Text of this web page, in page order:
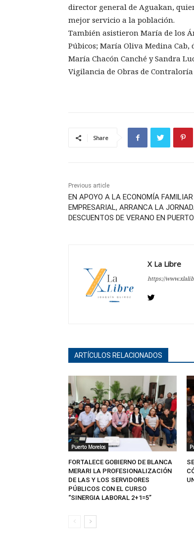
director general de Aguakan,
mejor servicio a la población.
También asistieron María de los
Púbicos; María Oliva Medina
María Chacón Canché y Sandra
Vigilancia de Obras de Contraloría
Share
Previous article
EN APOYO A LA ECONOMÍA
EMPRESARIAL, ARRANCA LA
DESCUENTOS DE VERANO EN
X La Libre
https://
ARTÍCULOS RELACIONADOS
Puerto Morelos
FORTALECE GOBIERNO DE BLANCA
MERARI LA PROFESIONALIZACIÓN
DE LAS Y LOS SERVIDORES
PÚBLICOS CON EL CURSO
“SINERGIA LABORAL 2+1=5”